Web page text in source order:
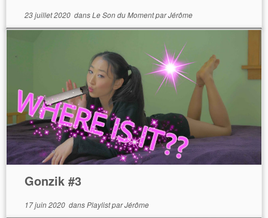
23 juillet 2020dansLe Son du MomentparJérôme
Gonzik #3
17 juin 2020dansPlaylistparJérôme